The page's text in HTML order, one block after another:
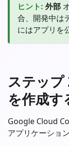
ヒント: 外部
合、開発中は
にはアプリを
ステップ
を作成す
Google Cloud
アプリケーショ